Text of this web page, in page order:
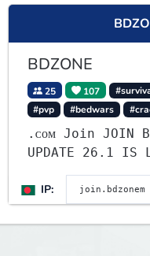
BDZONE
25 107
#pvp
#bedwars
.ᴄᴏᴍ Join JOIN BUILD-EVENT
UPDATE 26.1 IS
IP: